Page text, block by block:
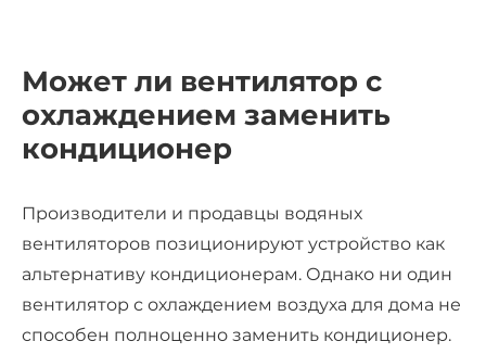
Может ли вентилятор с
охлаждением заменить
кондиционер
Производители и продавцы водяных
вентиляторов позиционируют устройство как
альтернативу кондиционерам. Однако ни один
вентилятор с охлаждением воздуха для дома не
способен полноценно заменить кондиционер.